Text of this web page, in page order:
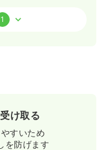
詳細を見る
1
け取る
すいため
を防げます